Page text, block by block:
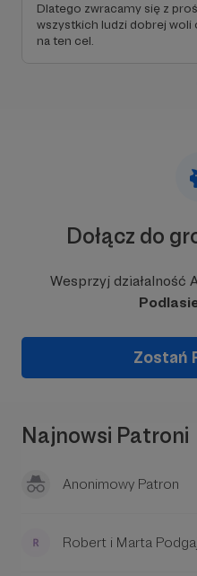
Dlatego zwracamy się z
wszystkich ludzi dobrej woli
na ten cel.
Dołącz do
Wesprzyj działalność
Zostań
Najnowsi Patroni
Anonimowy Patron
Robert i Marta